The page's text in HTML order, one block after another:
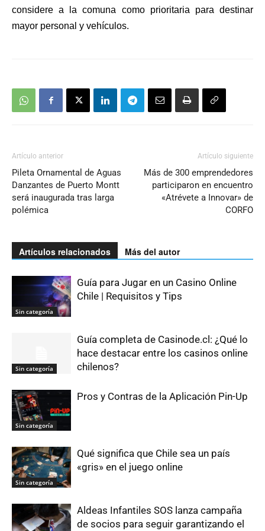
considere a la comuna como prioritaria para destinar
mayor personal y vehículos.
Artículo anterior
Pileta Ornamental de Aguas
Danzantes de Puerto Montt
será inaugurada tras larga
polémica
Artículo siguiente
Más de 300 emprendedores
participaron en encuentro
«Atrévete a Innovar» de
CORFO
Artículos relacionados Más del autor
Sin categoría
Guía para Jugar en un Casino Online
Chile | Requisitos y Tips
Sin categoría
Guía completa de Casinode.cl: ¿Qué lo
hace destacar entre los casinos online
chilenos?
Sin categoría
Pros y Contras de la Aplicación Pin-Up
Sin categoría
Qué significa que Chile sea un país
«gris» en el juego online
Aldeas Infantiles SOS lanza campaña
de socios para seguir garantizando el